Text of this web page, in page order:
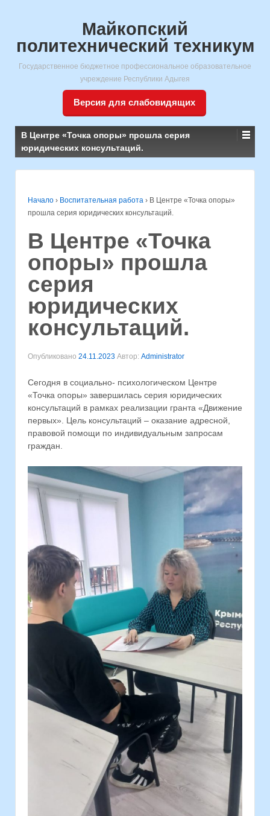
Майкопский
политехнический техникум
Государственное бюджетное профессиональное образовательное
учреждение Республики Адыгея
Версия для слабовидящих
В Центре «Точка опоры» прошла серия
юридических консультаций.
Начало › Воспитательная работа › В Центре «Точка опоры»
прошла серия юридических консультаций.
В Центре «Точка
опоры» прошла
серия
юридических
консультаций.
Опубликовано 24.11.2023 Автор: Administrator
Сегодня в социально- психологическом Центре
«Точка опоры» завершилась серия юридических
консультаций в рамках реализации гранта «Движение
первых». Цель консультаций – оказание адресной,
правовой помощи по индивидуальным запросам
граждан.